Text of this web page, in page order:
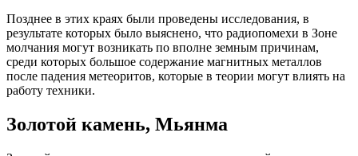
Позднее в этих краях были проведены исследования, в
результате которых было выяснено, что радиопомехи в Зоне
молчания могут возникать по вполне земным причинам,
среди которых большое содержание магнитных металлов
после падения метеоритов, которые в теории могут влиять на
работу техники.
Золотой камень, Мьянма